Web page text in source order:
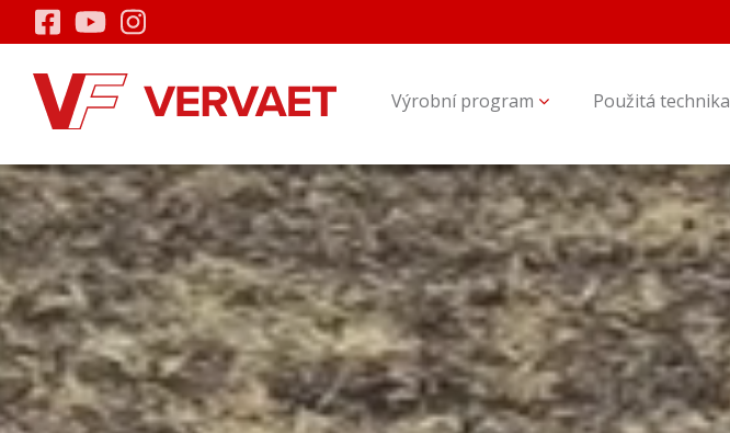
Výrobní program Použitá technika